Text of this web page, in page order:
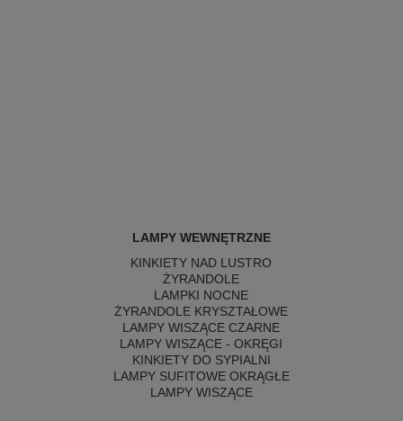
LAMPY WEWNĘTRZNE
KINKIETY NAD LUSTRO
ŻYRANDOLE
LAMPKI NOCNE
ŻYRANDOLE KRYSZTAŁOWE
LAMPY WISZĄCE CZARNE
LAMPY WISZĄCE - OKRĘGI
KINKIETY DO SYPIALNI
LAMPY SUFITOWE OKRĄGŁE
LAMPY WISZĄCE